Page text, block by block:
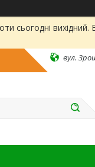
сьогодні
вул.